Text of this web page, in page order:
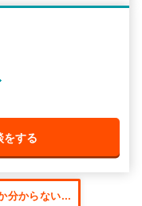
をする
分からない...